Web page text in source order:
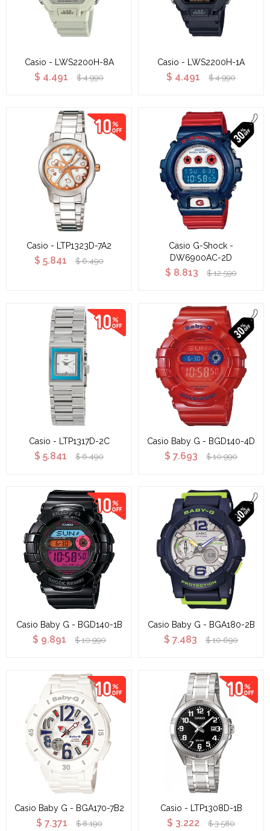
Casio - LWS2200H-8A
$ 4.491 $ 4.990
Casio - LWS2200H-1A
$ 4.491 $ 4.990
Casio - LTP1323D-7A2
$ 5.841 $ 6.490
Casio G-Shock -
DW6900AC-2D
$ 8.813 $ 12.590
Casio - LTP1317D-2C
$ 5.841 $ 6.490
Casio Baby G - BGD140-4D
$ 7.693 $ 10.990
Casio Baby G - BGD140-1B
$ 9.891 $ 10.990
Casio Baby G - BGA180-2B
$ 7.483 $ 10.690
Casio Baby G - BGA170-7B2
$ 7.371 $ 8.190
Casio - LTP1308D-1B
$ 3.222 $ 3.580